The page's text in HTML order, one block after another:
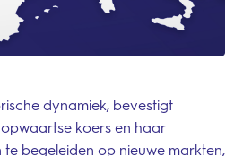
dynamiek, bevestigt
koers en haar
begeleiden op nieuwe markten,